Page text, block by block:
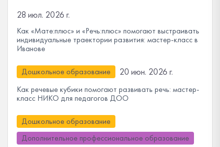
28 июл. 2026 г.
Как «Мате:плюс» и «Речь:плюс» помогают выстраивать
индивидуальные траектории развития: мастер-класс в
Иванове
Дошкольное образование 20 июн. 2026 г.
Как речевые кубики помогают развивать речь: мастер-
класс НИКО для педагогов ДОО
Дошкольное образование
Дополнительное профессиональное образование